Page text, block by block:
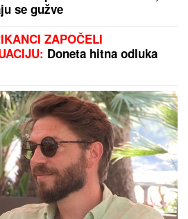
JEZIVOG UBISTVA NA
BEOGRADU: Komšije
cele priče (FOTO/VIDEO)
se da ima nešto sa njegovim
a sada ga PRIMILA U STAN i
je bliža: SNIMAK STANIJE I
CIMERA USIJAO MREŽE!